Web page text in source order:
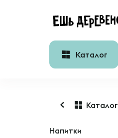
Каталог
Каталог
Напитки